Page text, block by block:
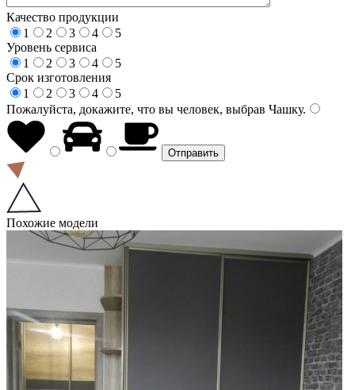
Качество продукции
1
2 3 4
5
Уровень сервиса
1
2 3 4
5
Срок изготовления
1
2 3 4
5
Пожалуйста, докажите, что вы человек, выбрав Чашку.
Похожие модели